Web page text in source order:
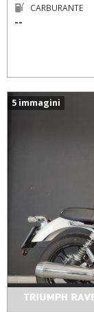
CARBURANTE
--
5 immagini